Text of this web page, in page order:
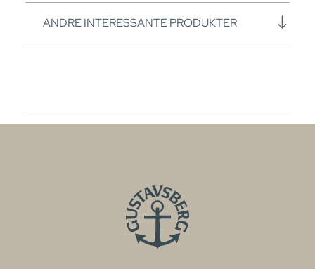
ANDRE INTERESSANTE PRODUKTER